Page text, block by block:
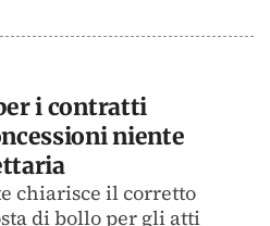
i contratti
niente
chiarisce il corretto
di bollo per gli atti